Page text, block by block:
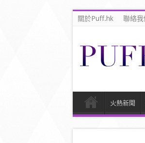
關於Puff.hk 聯絡我
火熱新聞